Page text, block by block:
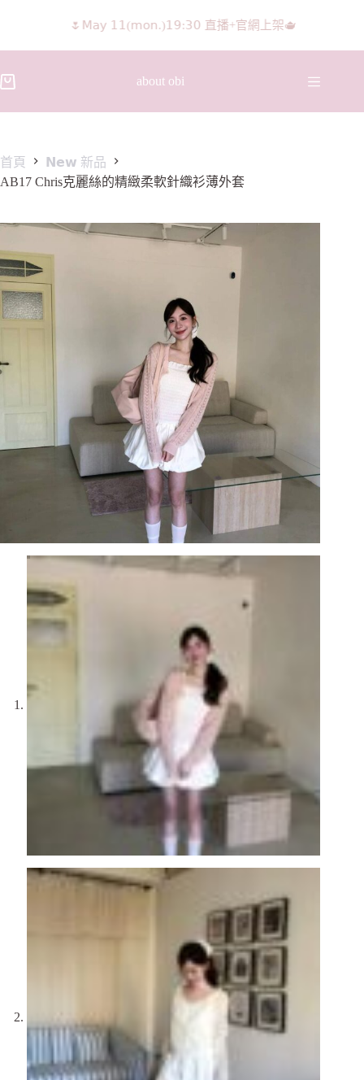
𝖨𝖦 𝖱𝖾𝖾𝗅𝗌影片 隨意留言抽獎🧸🩰
about obi
首頁
𝗡𝗲𝘄 新品
AB17 Chris克麗絲的精緻柔軟針織衫薄外套